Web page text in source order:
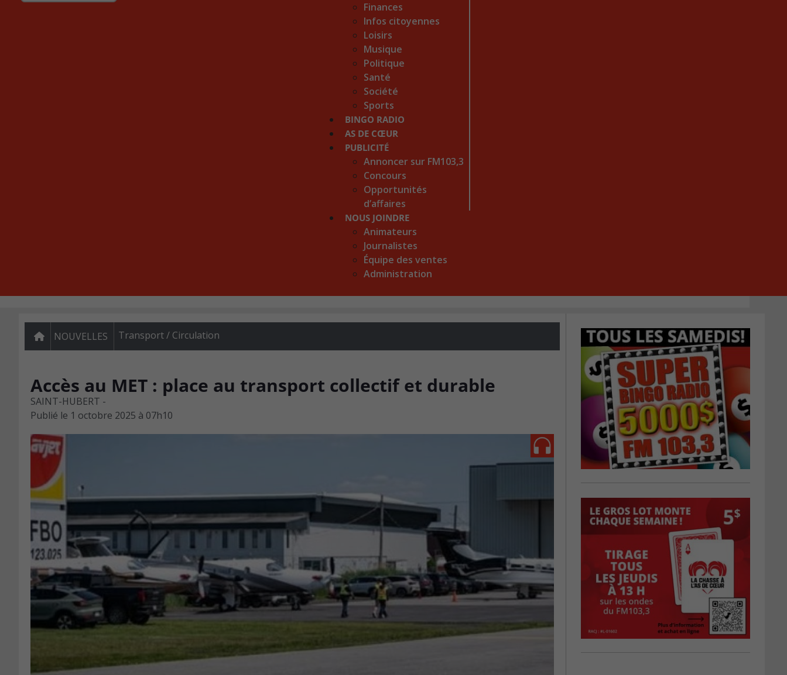
Finances
Infos citoyennes
Loisirs
Musique
Politique
Santé
Société
Sports
BINGO RADIO
AS DE CŒUR
PUBLICITÉ
Annoncer sur FM103,3
Concours
Opportunités
d’affaires
NOUS JOINDRE
Animateurs
Journalistes
Équipe des ventes
Administration
NOUVELLES Transport / Circulation
Accès au MET : place au transport collectif et durable
SAINT-HUBERT -
Publié le 1 octobre 2025 à 07h10